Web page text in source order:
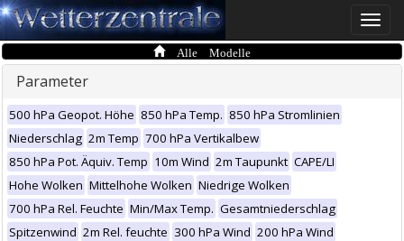
Toggle
Alle Modelle
Parameter
500 hPa Geopot. Höhe 850 hPa Temp. 850 hPa Stromlinien
Niederschlag 2m Temp 700 hPa Vertikalbew
850 hPa Pot. Äquiv. Temp 10m Wind 2m Taupunkt CAPE/LI
Hohe Wolken Mittelhohe Wolken Niedrige Wolken
700 hPa Rel. Feuchte Min/Max Temp. Gesamtniederschlag
Spitzenwind 2m Rel. feuchte 300 hPa Wind 200 hPa Wind